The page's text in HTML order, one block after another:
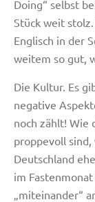
Doing“ selbst
Stück weit
Englisch in der
weitem so gut,
Die Kultur. Es
negative
noch zählt! Wie
proppevoll sind,
Deutschland
im
„miteinander“